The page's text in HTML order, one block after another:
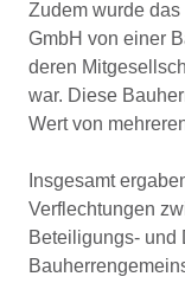
Zudem wurde
GmbH von einer
deren
war. Diese
Wert von
Insgesamt
Verflechtungen
Beteiligungs- und